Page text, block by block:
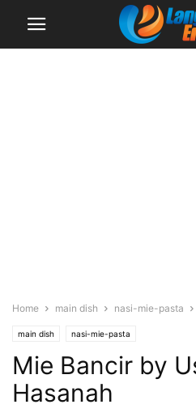
Home main dish nasi-mie-pasta
main dish nasi-mie-pasta
Mie Bancir by
Hasanah